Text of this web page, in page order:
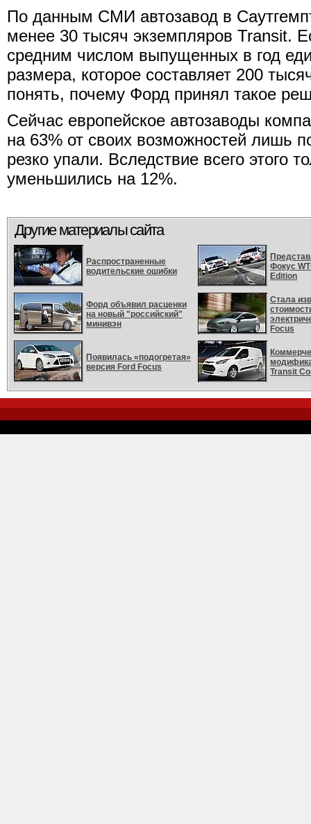
По данным СМИ автозавод в
менее 30 тысяч экземпляров Transit.
средним числом выпущенных в год
размера, которое составляет 200
понять, почему Форд принял такое
Сейчас европейское автозаводы
на 63% от своих возможностей лишь
резко упали. Вследствие всего этого
уменьшились на 12%.
Другие материалы сайта
Распространенные
водительские ошибки
Форд объявил расценки
на новый "российский"
минивэн
Появилась «подогретая»
версия Ford Focus
Фокус
Edition
Стала
Focus
Transit